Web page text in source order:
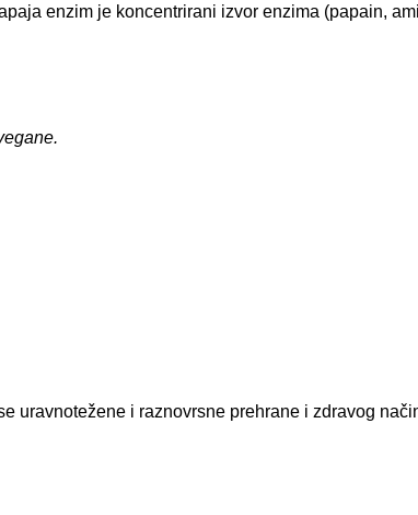
enzim je koncentrirani izvor enzima (papain,
uravnotežene i raznovrsne prehrane i zdravog